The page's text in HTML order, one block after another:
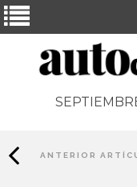
ANTERIOR